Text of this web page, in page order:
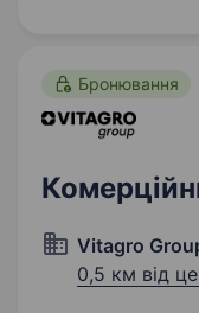
Бронювання
Vitagro
0,5 км від